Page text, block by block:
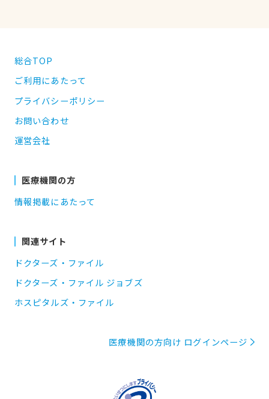
総合TOP
ご利用にあたって
プライバシーポリシー
お問い合わせ
運営会社
医療機関の方
情報掲載にあたって
関連サイト
ドクターズ・ファイル
ドクターズ・ファイル ジョブズ
ホスピタルズ・ファイル
医療機関の方向け ログインページ